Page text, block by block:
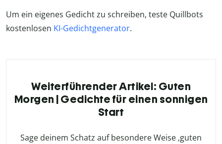
Um ein eigenes Gedicht zu schreiben, teste Quillbots
kostenlosen KI-Gedichtgenerator.
Weiterführender Artikel: Guten
Morgen | Gedichte für einen sonnigen
Start
Sage deinem Schatz auf besondere Weise ‚guten